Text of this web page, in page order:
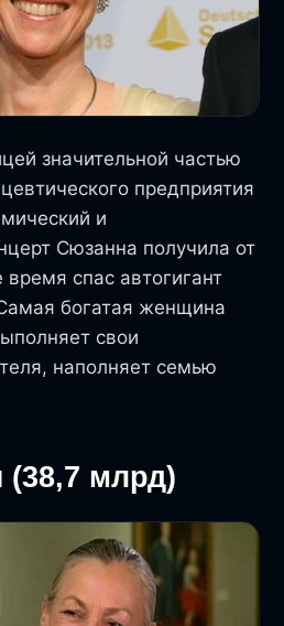
значительной частью
предприятия
и
Сюзанна получила от
спас автогигант
богатая женщина
свои
наполняет семью
(38,7 млрд)